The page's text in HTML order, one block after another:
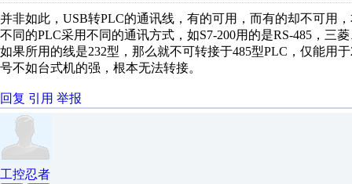
并非如此，USB转PLC的通讯线，有的可用，而有的却不可用
不同的PLC采用不同的通讯方式，如S7-200用的是RS-485，三
如果所用的线是232型，那么就不可转接于485型PLC，仅能用
号不如台式机的强，根本无法转接。
回复 引用 举报
工控忍者